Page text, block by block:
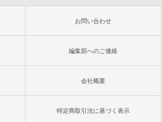
お問い合わせ
編集部へのご連絡
会社概要
特定商取引法に基づく表示